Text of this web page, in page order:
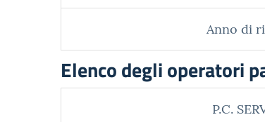
Anno di
Elenco degli operatori
P.C.